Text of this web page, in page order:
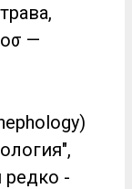
—
редко -